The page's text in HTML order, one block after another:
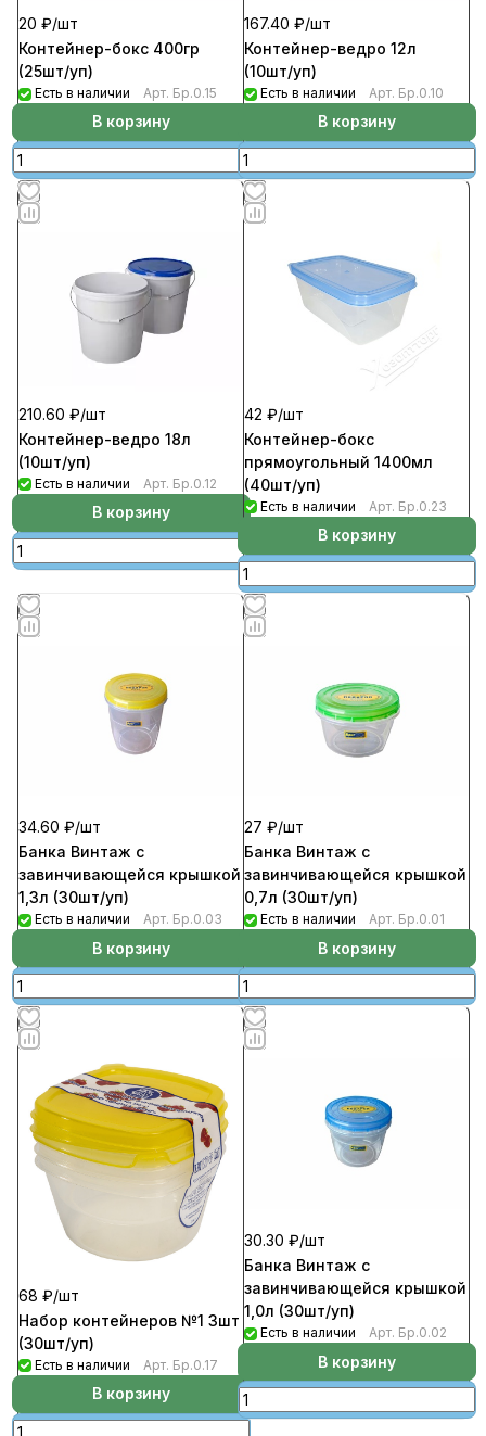
20 ₽/шт
Контейнер-бокс 400гр
(25шт/уп)
Есть в наличии Арт. Бр.0.15
В корзину
167.40 ₽/шт
Контейнер-ведро 12л
(10шт/уп)
Есть в наличии Арт. Бр.0.10
В корзину
210.60 ₽/шт
Контейнер-ведро 18л
(10шт/уп)
Есть в наличии Арт. Бр.0.12
В корзину
42 ₽/шт
Контейнер-бокс
прямоугольный 1400мл
(40шт/уп)
Есть в наличии Арт. Бр.0.23
В корзину
34.60 ₽/шт
Банка Винтаж с
завинчивающейся крышкой
1,3л (30шт/уп)
Есть в наличии Арт. Бр.0.03
В корзину
27 ₽/шт
Банка Винтаж с
завинчивающейся крышкой
0,7л (30шт/уп)
Есть в наличии Арт. Бр.0.01
В корзину
68 ₽/шт
Набор контейнеров №1 3шт
(30шт/уп)
Есть в наличии Арт. Бр.0.17
В корзину
30.30 ₽/шт
Банка Винтаж с
завинчивающейся крышкой
1,0л (30шт/уп)
Есть в наличии Арт. Бр.0.02
В корзину